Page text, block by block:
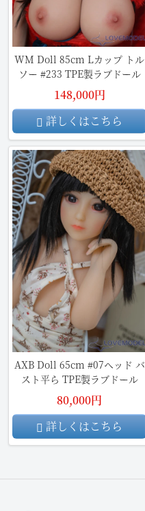
WM Doll 85cm Lカップ トル
ソー #233 TPE製ラブドール
148,000円
詳しくはこちら
AXB Doll 65cm #07ヘッド バ
スト平ら TPE製ラブドール
80,000円
詳しくはこちら